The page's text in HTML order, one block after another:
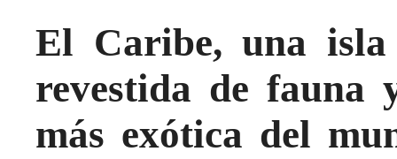
El Caribe, una
revestida de fauna
más exótica del